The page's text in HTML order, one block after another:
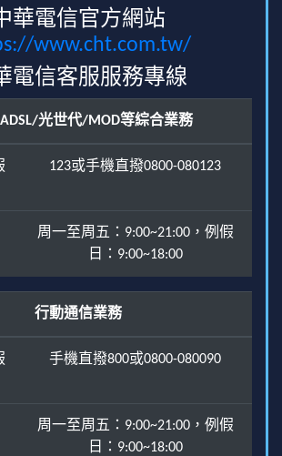
華電信官方網站
www.cht.com.tw/
電信客服服務專線
光世代/MOD等綜合業務
123或手機直撥0800-080123
周一至周五：9:00~21:00，例假
日：9:00~18:00
行動通信業務
手機直撥800或0800-080090
周一至周五：9:00~21:00，例假
日：9:00~18:00